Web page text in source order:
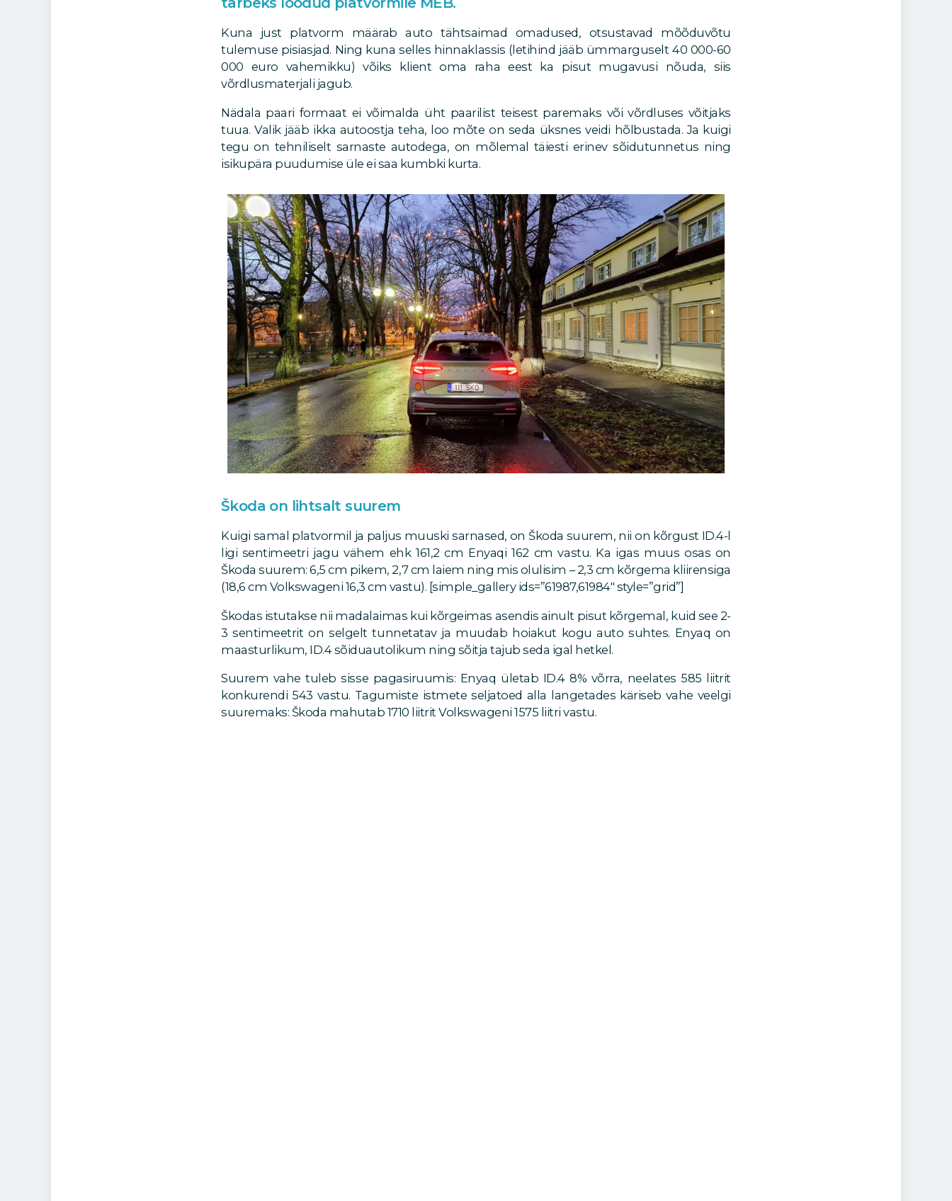
Kuna just platvorm määrab auto tähtsaimad omadused, otsustavad mõõduvõtu
tulemuse pisiasjad. Ning kuna selles hinnaklassis (letihind jääb ümmarguselt 40 000-60
000 euro vahemikku) võiks klient oma raha eest ka pisut mugavusi nõuda, siis
võrdlusmaterjali jagub.
Nädala paari formaat ei võimalda üht paarilist teisest paremaks või võrdluses võitjaks
tuua. Valik jääb ikka autoostja teha, loo mõte on seda üksnes veidi hõlbustada. Ja kuigi
tegu on tehniliselt sarnaste autodega, on mõlemal täiesti erinev sõidutunnetus ning
isikupära puudumise üle ei saa kumbki kurta.
Škoda on lihtsalt suurem
Kuigi samal platvormil ja paljus muuski sarnased, on Škoda suurem, nii on kõrgust ID.4-l
ligi sentimeetri jagu vähem ehk 161,2 cm Enyaqi 162 cm vastu. Ka igas muus osas on
Škoda suurem: 6,5 cm pikem, 2,7 cm laiem ning mis olulisim – 2,3 cm kõrgema kliirensiga
(18,6 cm Volkswageni 16,3 cm vastu). [simple_gallery ids=”61987,61984″ style=”grid”]
Škodas istutakse nii madalaimas kui kõrgeimas asendis ainult pisut kõrgemal, kuid see 2-
3 sentimeetrit on selgelt tunnetatav ja muudab hoiakut kogu auto suhtes. Enyaq on
maasturlikum, ID.4 sõiduautolikum ning sõitja tajub seda igal hetkel.
Suurem vahe tuleb sisse pagasiruumis: Enyaq ületab ID.4 8% võrra, neelates 585 liitrit
konkurendi 543 vastu. Tagumiste istmete seljatoed alla langetades käriseb vahe veelgi
suuremaks: Škoda mahutab 1710 liitrit Volkswageni 1575 liitri vastu.